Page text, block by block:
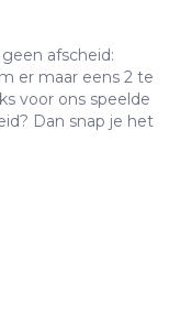
afscheid:
er maar eens 2 te
voor ons speelde
Dan snap je het